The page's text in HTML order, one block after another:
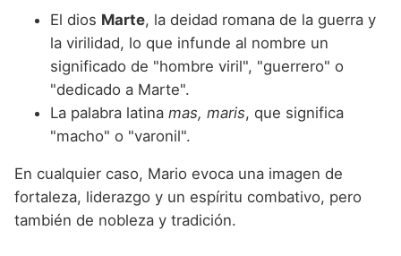
El dios Marte, la deidad romana de la guerra y
la virilidad, lo que infunde al nombre un
significado de "hombre viril", "guerrero" o
"dedicado a Marte".
La palabra latina mas, maris, que significa
"macho" o "varonil".
En cualquier caso, Mario evoca una imagen de
fortaleza, liderazgo y un espíritu combativo, pero
también de nobleza y tradición.